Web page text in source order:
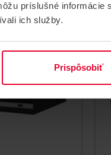
príslušné
ich služby.
Prispôsobiť